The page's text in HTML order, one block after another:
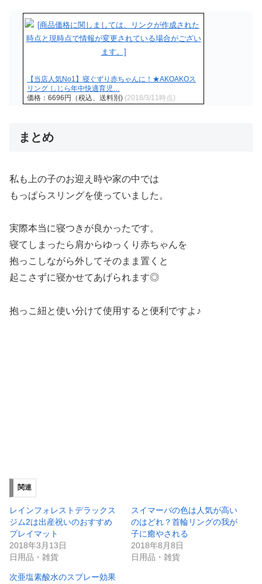
【当店人気No1】寝ぐずり赤ちゃんに！★AKOAKOス
リング しじら年中快適育児…
価格：6696円（税込、送料別) (2018/3/11時点)
まとめ
私も上の子のお迎え時や家の中では
もっぱらスリングを使っていました。
実際本当に寝つきが良かったです。
寝てしまったら肩からゆっくり赤ちゃんを
抱っこしながら外してそのまま置くと
起こさずに寝かせてあげられます◎
抱っこ紐と使い分けて使用すると便利ですよ♪
関連
レインフォレストデラックス
ジム2は出産祝いのおすすめ
プレイマット
2018年3月13日
日用品・雑貨
スイマーバの色は人気が高い
のはどれ？首輪リングの我が
子に癒やされる
2018年8月8日
日用品・雑貨
次亜塩素酸水のスプレー効果